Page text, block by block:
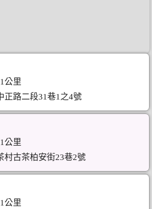
公里
正路二段31巷1之4號
公里
村古茶柏安街23巷2號
公里